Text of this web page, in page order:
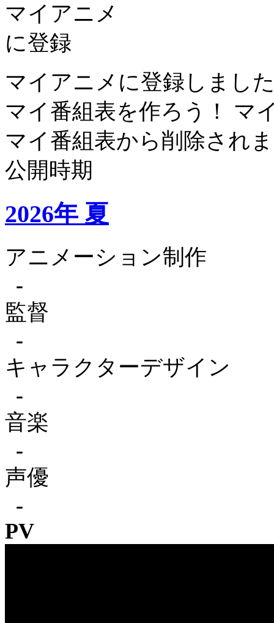
マイアニメ
に登録
マイアニメに登録しまし
マイ番組表を作ろう！
マ
マイ番組表から削除され
公開時期
2026年 夏
アニメーション制作
-
監督
-
キャラクターデザイン
-
音楽
-
声優
-
PV